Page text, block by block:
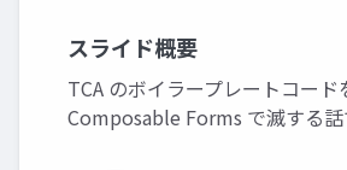
スライド概要
TCA のボイラープレートコード
Composable Forms で滅する